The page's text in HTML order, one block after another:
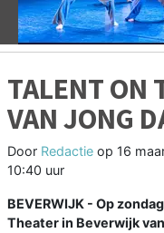
TALENT ON
VAN JONG
Door Redactie op 16
10:40 uur
BEVERWIJK - Op
Theater in Beverwijk